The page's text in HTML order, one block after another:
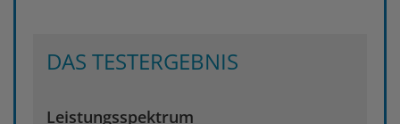
DAS TESTERGEBNIS
Leistungsspektrum